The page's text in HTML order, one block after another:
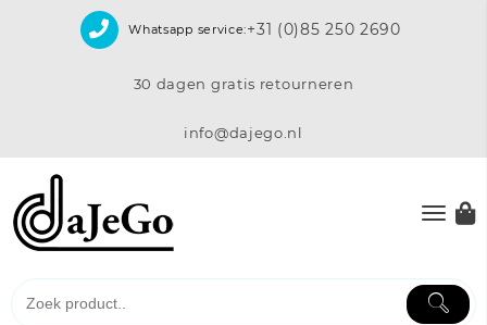
Whatsapp service:+31 (0)85 250 2690
30 dagen gratis retourneren
info@dajego.nl